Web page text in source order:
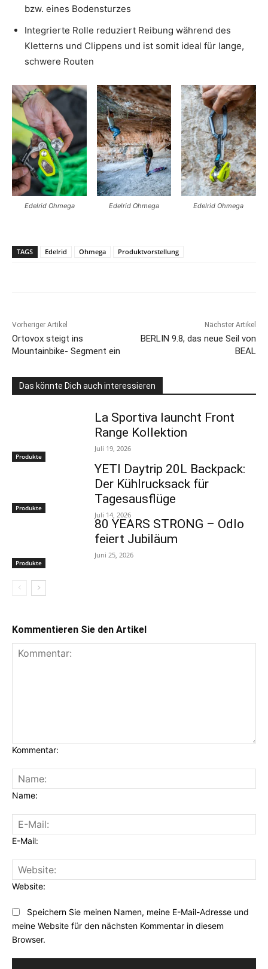
bzw. eines Bodensturzes
Integrierte Rolle reduziert Reibung während des
Kletterns und Clippens und ist somit ideal für lange,
schwere Routen
Edelrid Ohmega Edelrid Ohmega Edelrid Ohmega
TAGS Edelrid Ohmega Produktvorstellung
Vorheriger Artikel
Ortovox steigt ins
Mountainbike- Segment ein
Nächster Artikel
BERLIN 9.8, das neue Seil von
BEAL
Das könnte Dich auch interessieren
Produkte
La Sportiva launcht Front
Range Kollektion
Juli 19, 2026
Produkte
YETI Daytrip 20L Backpack:
Der Kühlrucksack für
Tagesausflüge
Juli 14, 2026
Produkte
80 YEARS STRONG – Odlo
feiert Jubiläum
Juni 25, 2026
Kommentieren Sie den Artikel
Kommentar:
Name:
E-Mail:
Website:
Speichern Sie meinen Namen, meine E-Mail-Adresse und
meine Website für den nächsten Kommentar in diesem
Browser.